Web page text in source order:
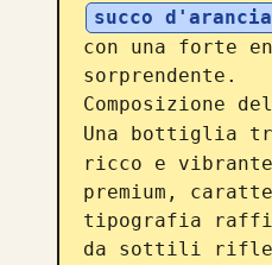
succo d'arancia
con una forte
sorprendente.
Composizione
Una bottiglia
ricco e
premium,
tipografia
da sottili